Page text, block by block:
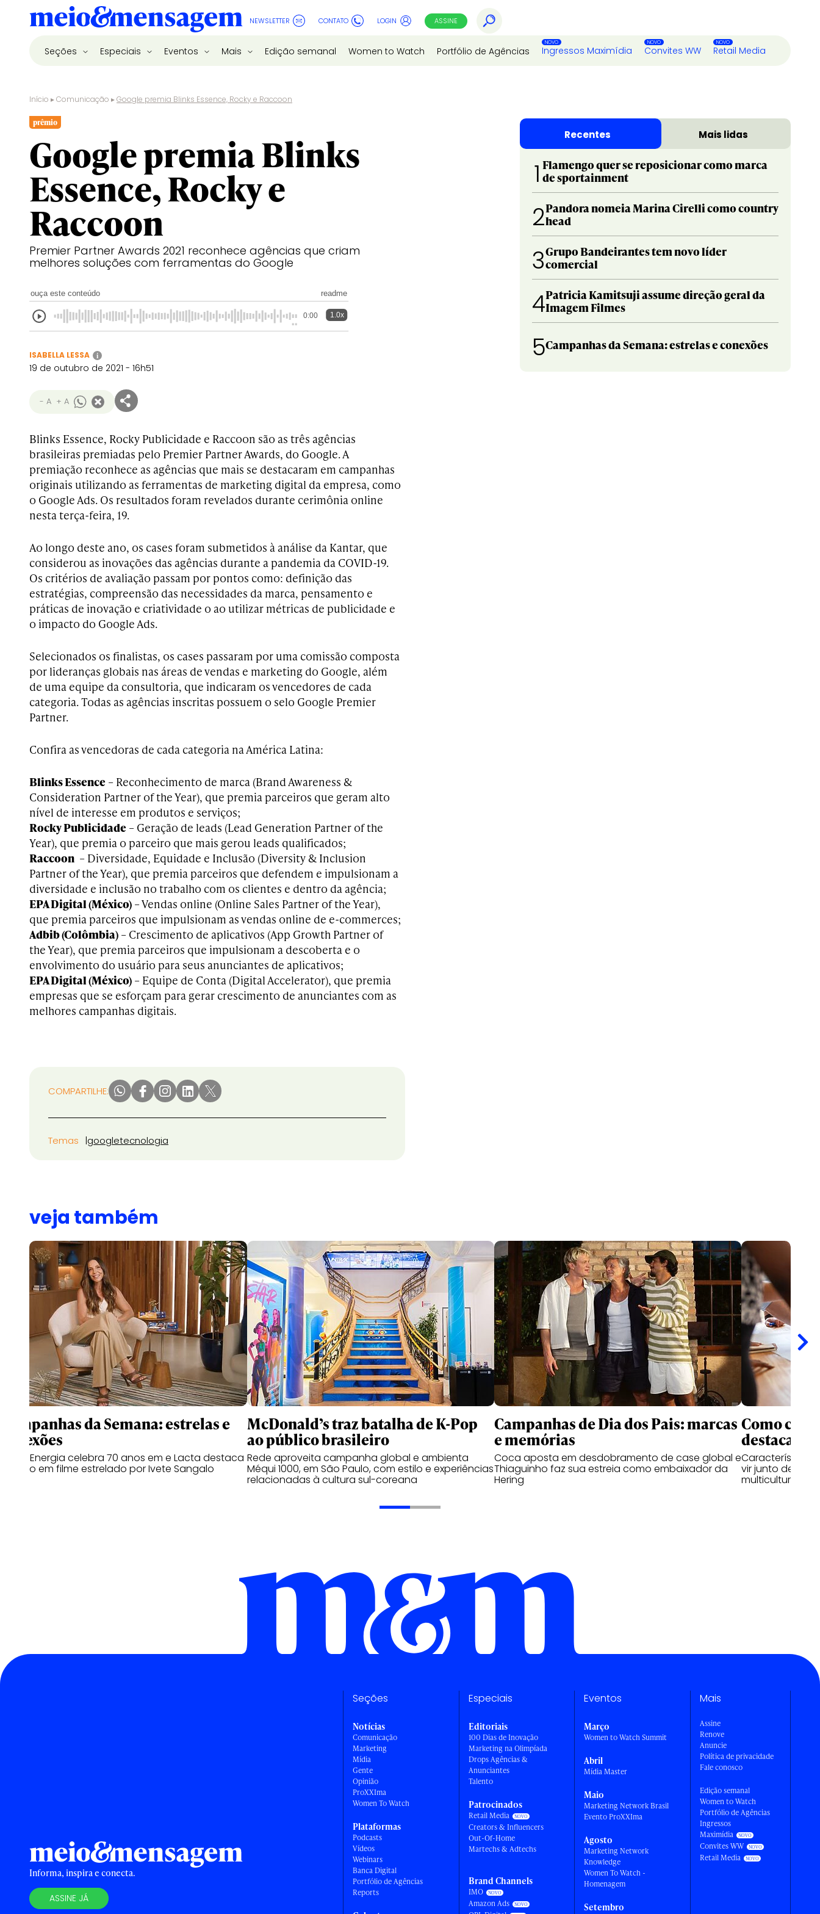
NEWSLETTER CONTATO LOGIN ASSINE
Seções Especiais Eventos Mais Edição semanal Women to Watch Portfólio de Agências Ingressos Maximídia Convites WW Retail Media
Início ▸Comunicação ▸Google premia Blinks Essence, Rocky e Raccoon
prêmio
Google premia Blinks
Essence, Rocky e
Raccoon
Premier Partner Awards 2021 reconhece agências que criam
melhores soluções com ferramentas do Google
ouça este conteúdo readme
0:00 1.0x
ISABELLA LESSA i
19 de outubro de 2021 - 16h51
- A + A
Blinks Essence, Rocky Publicidade e Raccoon são as três agências
brasileiras premiadas pelo Premier Partner Awards, do Google. A
premiação reconhece as agências que mais se destacaram em campanhas
originais utilizando as ferramentas de marketing digital da empresa, como
o Google Ads. Os resultados foram revelados durante cerimônia online
nesta terça-feira, 19.
Ao longo deste ano, os cases foram submetidos à análise da Kantar, que
considerou as inovações das agências durante a pandemia da COVID-19.
Os critérios de avaliação passam por pontos como: definição das
estratégias, compreensão das necessidades da marca, pensamento e
práticas de inovação e criatividade o ao utilizar métricas de publicidade e
o impacto do Google Ads.
Selecionados os finalistas, os cases passaram por uma comissão composta
por lideranças globais nas áreas de vendas e marketing do Google, além
de uma equipe da consultoria, que indicaram os vencedores de cada
categoria. Todas as agências inscritas possuem o selo Google Premier
Partner.
Confira as vencedoras de cada categoria na América Latina:
Blinks Essence – Reconhecimento de marca (Brand Awareness &
Consideration Partner of the Year), que premia parceiros que geram alto
nível de interesse em produtos e serviços;
Rocky Publicidade – Geração de leads (Lead Generation Partner of the
Year), que premia o parceiro que mais gerou leads qualificados;
Raccoon – Diversidade, Equidade e Inclusão (Diversity & Inclusion
Partner of the Year), que premia parceiros que defendem e impulsionam a
diversidade e inclusão no trabalho com os clientes e dentro da agência;
EPA Digital (México) – Vendas online (Online Sales Partner of the Year),
que premia parceiros que impulsionam as vendas online de e-commerces;
Adbib (Colômbia) – Crescimento de aplicativos (App Growth Partner of
the Year), que premia parceiros que impulsionam a descoberta e o
envolvimento do usuário para seus anunciantes de aplicativos;
EPA Digital (México) – Equipe de Conta (Digital Accelerator), que premia
empresas que se esforçam para gerar crescimento de anunciantes com as
melhores campanhas digitais.
COMPARTILHE:
Temas googletecnologia
Recentes Mais lidas
1 Flamengo quer se reposicionar como marca
de sportainment
2Pandora nomeia Marina Cirelli como country
head
3Grupo Bandeirantes tem novo líder
comercial
4Patricia Kamitsuji assume direção geral da
Imagem Filmes
5Campanhas da Semana: estrelas e conexões
veja também
Campanhas da Semana: estrelas e
conexões
Copa Energia celebra 70 anos em e Lacta destaca
o afeto em filme estrelado por Ivete Sangalo
McDonald’s traz batalha de K-Pop
ao público brasileiro
Rede aproveita campanha global e ambienta
Méqui 1000, em São Paulo, com estilo e experiências
relacionadas à cultura sul-coreana
Campanhas de Dia dos Pais: marcas
e memórias
Coca aposta em desdobramento de case global e
Thiaguinho faz sua estreia como embaixador da
Hering
Como
destacam
Características
vir junto de
multiculturais
Informa, inspira e conecta.
ASSINE JÁ
Seções
Notícias
Comunicação
Marketing
Mídia
Gente
Opinião
ProXXIma
Women To Watch
Plataformas
Podcasts
Vídeos
Webinars
Banca Digital
Portfólio de Agências
Reports
Especiais
Editoriais
100 Dias de Inovação
Marketing na Olimpíada
Drops Agências &
Anunciantes
Talento
Patrocinados
Retail Media
Creators & Influencers
Out-Of-Home
Martechs & Adtechs
Brand Channels
IMO
Amazon Ads
Eventos
Março
Women to Watch Summit
Abril
Mídia Master
Maio
Marketing Network Brasil
Evento ProXXIma
Agosto
Marketing Network
Knowledge
Women To Watch -
Homenagem
Setembro
Mais
Assine
Renove
Anuncie
Política de privacidade
Fale conosco
Edição semanal
Women to Watch
Portfólio de Agências
Ingressos
Maximídia
Convites WW
Retail Media